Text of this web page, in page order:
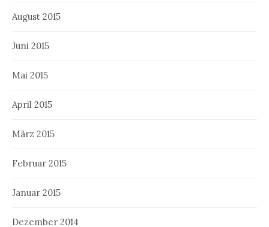
August 2015
Juni 2015
Mai 2015
April 2015
März 2015
Februar 2015
Januar 2015
Dezember 2014